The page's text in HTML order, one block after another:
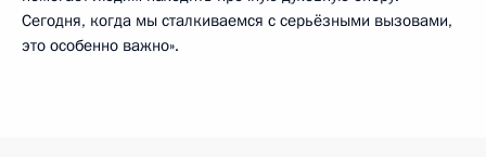
Сегодня, когда мы сталкиваемся с серьёзными вызовами,
это особенно важно».